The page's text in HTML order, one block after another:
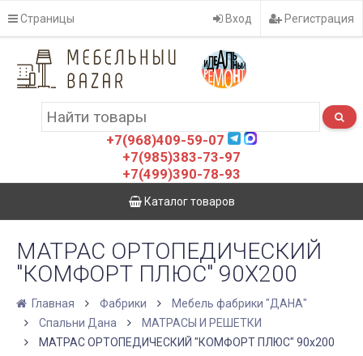
Страницы Вход Регистрация
+7(968)409-59-07
+7(985)383-73-97
+7(499)390-78-93
Каталог товаров
МАТРАC ОРТОПЕДИЧЕСКИЙ
"КОМФОРТ ПЛЮС" 90X200
Главная Фабрики
Мебель фабрики "ДАНА"
Спальни Дана
МАТРАCЫ И РЕШЕТКИ
МАТРАC ОРТОПЕДИЧЕСКИЙ "КОМФОРТ ПЛЮС" 90x200